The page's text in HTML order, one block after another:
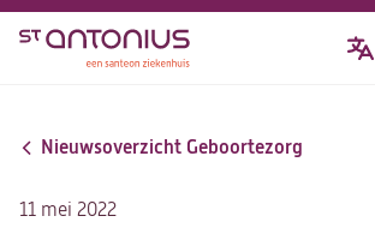
Overslaan
inhoud
Nieuwsoverzicht Geboortezorg
11 mei 2022